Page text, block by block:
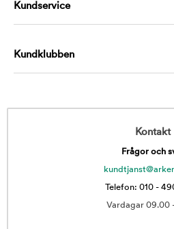
Kundservice
Kundklubben
Kontakt
Frågor och
Telefon: 010 -
Vardagar 09.00